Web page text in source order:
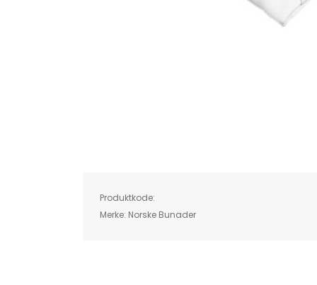
images
gallery
Produktkode:
Merke: Norske Bunader